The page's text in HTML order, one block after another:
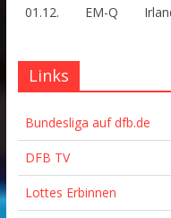
01.12. EM-Q
Links
Bundesliga auf dfb.de
DFB TV
Lottes Erbinnen